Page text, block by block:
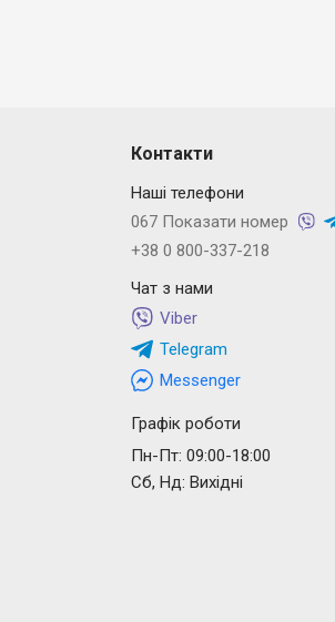
Контакти
Наші телефони
067 Показати номер
+38 0 800-337-218
Чат з нами
Viber
Telegram
Messenger
Графік роботи
Пн-Пт: 09:00-18:00
Сб, Нд: Вихідні